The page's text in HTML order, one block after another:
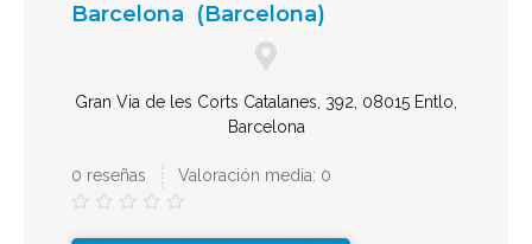
Barcelona (Barcelona)
Gran Via de les Corts Catalanes, 392, 08015 Entlo,
Barcelona
0 reseñas Valoración media: 0
    